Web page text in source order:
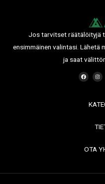
Jos tarvitset räätälöityjä
ensimmäinen valintasi. Lähetä
ja saat
F
a
c
I
n
s
r
a
OTA